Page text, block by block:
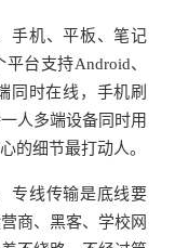
手机、平板、笔记
平台支持Android、
同时在线，手机刷
人多端设备同时用
的细节最打动人。
专线传输是底线要
商、黑客、学校网